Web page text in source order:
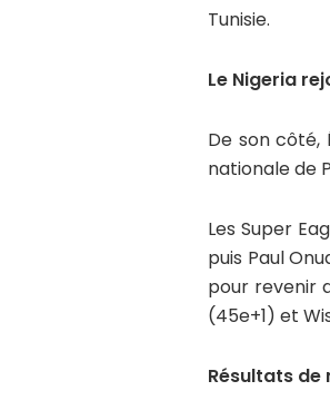
Tunisie.
Le Nigeria
De son côté,
nationale de
Les Super
puis Paul
pour revenir
(45e+1) et
Résultats de